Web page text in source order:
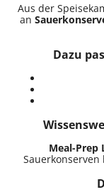
Aus der
an
Dazu
Meal-Prep